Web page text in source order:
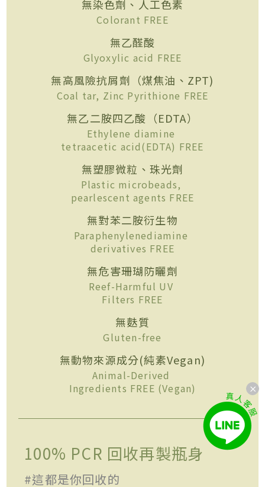
無染色劑、人工色素
Colorant FREE
無乙醛酸
Glyoxylic acid FREE
無高風險抗屑劑（煤焦油、ZPT)
Coal tar, Zinc Pyrithione FREE
無乙二胺四乙酸（EDTA）
Ethylene diamine
tetraacetic acid(EDTA) FREE
無塑膠微粒、珠光劑
Plastic microbeads,
pearlescent agents FREE
無對苯二胺衍生物
Paraphenylenediamine
derivatives FREE
無危害珊瑚防曬劑
Reef-Harmful UV
Filters FREE
無麩質
Gluten-free
無動物來源成分(純素Vegan)
Animal-Derived
Ingredients FREE (Vegan)
100% PCR 回收再製瓶身
#這都是你回收的